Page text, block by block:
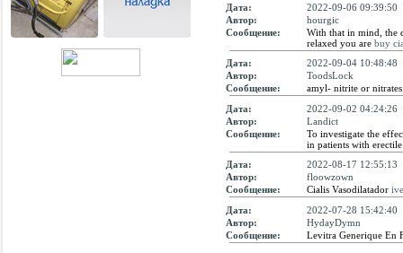
Дата:
2022-09-06 09:39:50
Автор:
hourgic
Сообщение:
With that in mind, the
relaxed you are buy
Дата:
2022-09-04 10:48:48
Автор:
ToodsLock
Сообщение:
amyl- nitrite or
Дата:
2022-09-02 04:24:26
Автор:
Landict
Сообщение:
To investigate the
in patients with
Дата:
2022-08-17 12:55:13
Автор:
floowzown
Сообщение:
Cialis Vasodilatador
Дата:
2022-07-28 15:42:40
Автор:
HydayDymn
Сообщение:
Levitra Generique En